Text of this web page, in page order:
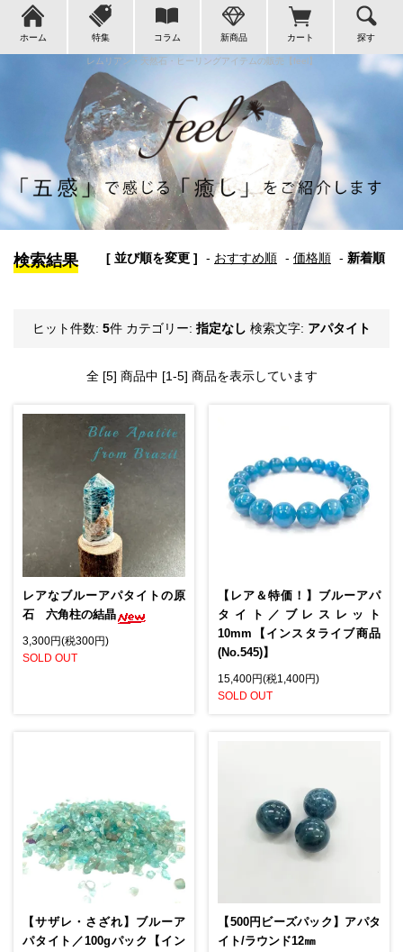
レムリアン・天然石・ヒーリングアイテムの販売【feel】
ホーム 特集 コラム 新商品 カート 探す
[ 並び順を変更 ] - おすすめ順 - 価格順 - 新着順
検索結果
ヒット件数: 5件 カテゴリー: 指定なし 検索文字: アパタイト
全 [5] 商品中 [1-5] 商品を表示しています
レアなブルーアパタイトの原
石 六角柱の結晶
3,300円(税300円)
SOLD OUT
【レア＆特価！】ブルーアパ
タイト／ブレスレット
10mm【インスタライブ商品
(No.545)】
15,400円(税1,400円)
SOLD OUT
【サザレ・さざれ】ブルーア
パタイト／100gパック【イン
【500円ビーズパック】アパタ
イト/ラウンド12㎜